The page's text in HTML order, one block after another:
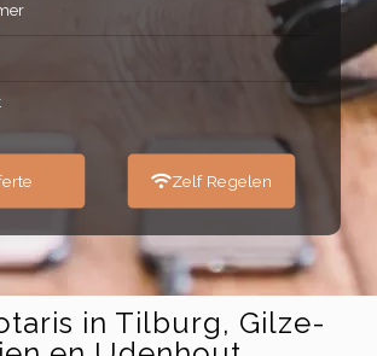
Zelf Regelen
in Tilburg, Gilze-